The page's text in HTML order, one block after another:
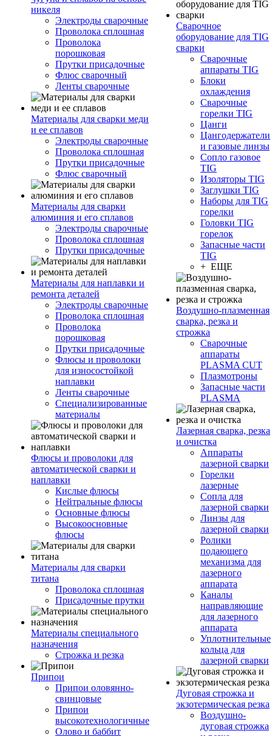
никеля
Электроды сварочные
Проволока сплошная
Проволока
порошковая
Прутки присадочные
Флюс сварочный
Ленты сварочные
Материалы для сварки меди
и ее сплавов
Электроды сварочные
Проволока сплошная
Прутки присадочные
Флюс сварочный
Материалы для сварки
алюминия и его сплавов
Электроды сварочные
Проволока сплошная
Прутки присадочные
Материалы для наплавки и
ремонта деталей
Электроды сварочные
Проволока сплошная
Проволока
порошковая
Прутки присадочные
Флюсы и проволоки
для износостойкой
наплавки
Ленты сварочные
Специализированные
материалы
Флюсы и проволоки для
автоматической сварки и
наплавки
Кислые флюсы
Нейтральные флюсы
Основные флюсы
Высокоосновные
флюсы
Материалы для сварки
титана
Проволока сплошная
Присадочные прутки
Материалы специального
назначения
Строжка и резка
Припои
Припои оловянно-
свинцовые
Припои
высокотехнологичные
Олово и баббит
Сварочное
оборудование для TIG
сварки
Сварочные
аппараты TIG
Блоки
охлаждения
Сварочные
горелки TIG
Цанги
Цангодержатели
и газовые линзы
Сопло газовое
TIG
Изоляторы TIG
Заглушки TIG
Наборы для TIG
горелки
Головки TIG
горелок
Запасные части
TIG
+ ЕЩЕ
Воздушно-плазменная
сварка, резка и
строжка
Сварочные
аппараты
PLASMA CUT
Плазмотроны
Запасные части
PLASMA
Лазерная сварка, резка
и очистка
Аппараты
лазерной сварки
Горелки
лазерные
Сопла для
лазерной сварки
Линзы для
лазерной сварки
Ролики
подающего
механизма для
лазерного
аппарата
Каналы
направляющие
для лазерного
аппарата
Уплотнительные
кольца для
лазерной сварки
Дуговая строжка и
экзотермическая резка
Воздушно-
дуговая строжка